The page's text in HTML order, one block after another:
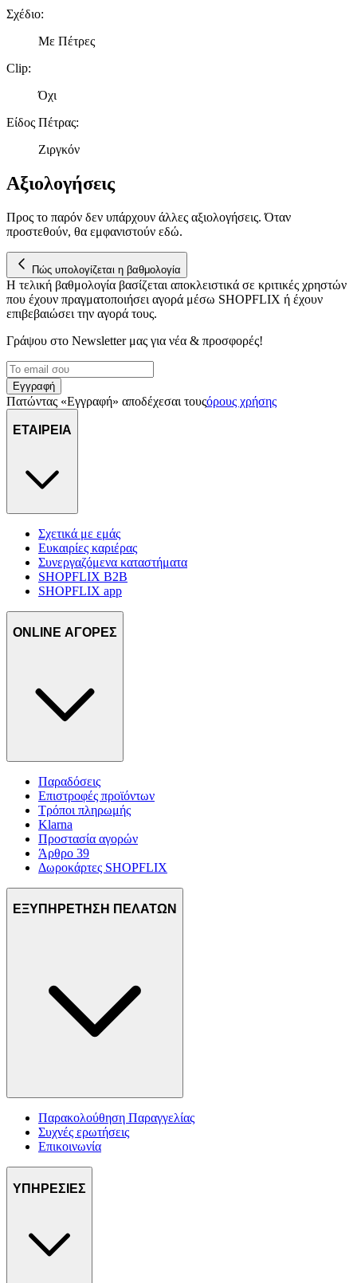
Σχέδιο:
Με Πέτρες
Clip:
Όχι
Είδος Πέτρας:
Ζιργκόν
Αξιολογήσεις
Προς το παρόν δεν υπάρχουν άλλες αξιολογήσεις. Όταν
προστεθούν, θα εμφανιστούν εδώ.
Πώς υπολογίζεται η βαθμολογία
Η τελική βαθμολογία βασίζεται αποκλειστικά σε κριτικές χρηστών
που έχουν πραγματοποιήσει αγορά μέσω SHOPFLIX ή έχουν
επιβεβαιώσει την αγορά τους.
Γράψου στο Νewsletter μας για νέα & προσφορές!
Εγγραφή
Πατώντας «Εγγραφή» αποδέχεσαι τουςόρους χρήσης
ΕΤΑΙΡΕΙΑ
Σχετικά με εμάς
Ευκαιρίες καριέρας
Συνεργαζόμενα καταστήματα
SHOPFLIX B2B
SHOPFLIX app
ONLINE ΑΓΟΡΕΣ
Παραδόσεις
Επιστροφές προϊόντων
Τρόποι πληρωμής
Klarna
Προστασία αγορών
Άρθρο 39
Δωροκάρτες SHOPFLIX
ΕΞΥΠΗΡΕΤΗΣΗ ΠΕΛΑΤΩΝ
Παρακολούθηση Παραγγελίας
Συχνές ερωτήσεις
Επικοινωνία
ΥΠΗΡΕΣΙΕΣ